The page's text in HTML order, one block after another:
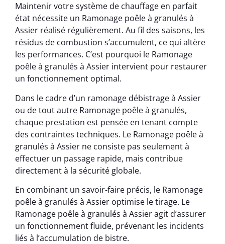
Maintenir votre système de chauffage en parfait
état nécessite un Ramonage poêle à granulés à
Assier réalisé régulièrement. Au fil des saisons, les
résidus de combustion s’accumulent, ce qui altère
les performances. C’est pourquoi le Ramonage
poêle à granulés à Assier intervient pour restaurer
un fonctionnement optimal.
Dans le cadre d’un ramonage débistrage à Assier
ou de tout autre Ramonage poêle à granulés,
chaque prestation est pensée en tenant compte
des contraintes techniques. Le Ramonage poêle à
granulés à Assier ne consiste pas seulement à
effectuer un passage rapide, mais contribue
directement à la sécurité globale.
En combinant un savoir-faire précis, le Ramonage
poêle à granulés à Assier optimise le tirage. Le
Ramonage poêle à granulés à Assier agit d’assurer
un fonctionnement fluide, prévenant les incidents
liés à l’accumulation de bistre.